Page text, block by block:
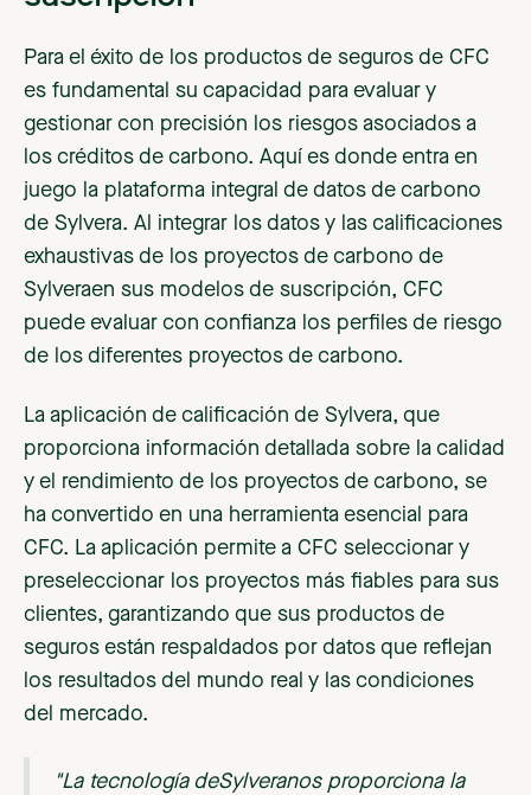
Para el éxito de los productos de seguros de CFC
es fundamental su capacidad para evaluar y
gestionar con precisión los riesgos asociados a
los créditos de carbono. Aquí es donde entra en
juego la plataforma integral de datos de carbono
de Sylvera. Al integrar los datos y las calificaciones
exhaustivas de los proyectos de carbono de
Sylveraen sus modelos de suscripción, CFC
puede evaluar con confianza los perfiles de riesgo
de los diferentes proyectos de carbono.
La aplicación de calificación de Sylvera, que
proporciona información detallada sobre la calidad
y el rendimiento de los proyectos de carbono, se
ha convertido en una herramienta esencial para
CFC. La aplicación permite a CFC seleccionar y
preseleccionar los proyectos más fiables para sus
clientes, garantizando que sus productos de
seguros están respaldados por datos que reflejan
los resultados del mundo real y las condiciones
del mercado.
"La tecnología deSylveranos proporciona la